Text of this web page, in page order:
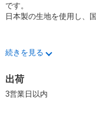
です。
日本製の生地を使用し、
★花柄★
★日本製★
続きを見る
出荷
3営業日以内